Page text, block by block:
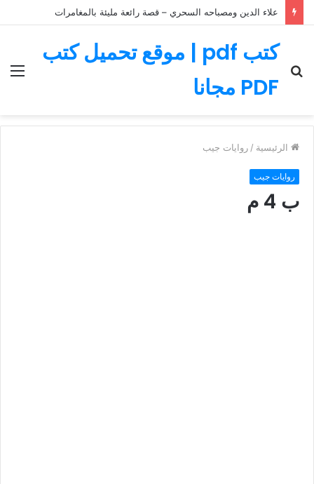
علاء الدين ومصباحه السحري – قصة رائعة مليئة بالمغامرات
كتب pdf | موقع تحميل كتب
PDF مجاناعن
الرئيسية / روايات جيب
روايات جيب
ب 4 م